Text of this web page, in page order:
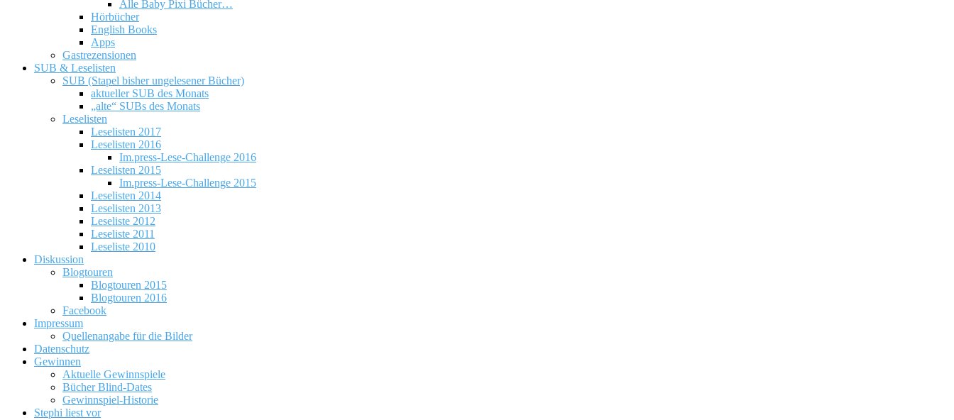
Alle Baby Pixi Bücher…
Hörbücher
English Books
Apps
Gastrezensionen
SUB & Leselisten
SUB (Stapel bisher ungelesener Bücher)
aktueller SUB des Monats
„alte“ SUBs des Monats
Leselisten
Leselisten 2017
Leselisten 2016
Im.press-Lese-Challenge 2016
Leselisten 2015
Im.press-Lese-Challenge 2015
Leselisten 2014
Leselisten 2013
Leseliste 2012
Leseliste 2011
Leseliste 2010
Diskussion
Blogtouren
Blogtouren 2015
Blogtouren 2016
Facebook
Impressum
Quellenangabe für die Bilder
Datenschutz
Gewinnen
Aktuelle Gewinnspiele
Bücher Blind-Dates
Gewinnspiel-Historie
Stephi liest vor